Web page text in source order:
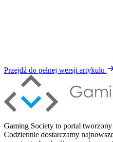
Przejdź do pełnej wersji artykułu
Gaming Society to portal
Codziennie dostarczamy